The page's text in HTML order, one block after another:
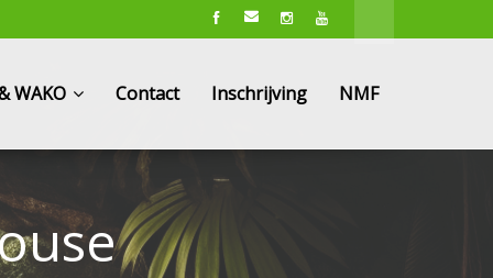
WAKO Contact Inschrijving NMF